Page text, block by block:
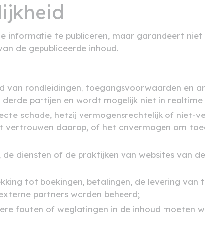
informatie te publiceren, maar garandeert niet
de gepubliceerde inhoud.
van rondleidingen, toegangsvoorwaarden en
partijen en wordt mogelijk niet in realtime
schade, hetzij vermogensrechtelijk of niet-
daarop, of het onvermogen om
diensten of de praktijken van websites van
tot boekingen, betalingen, de levering van
partners worden beheerd;
fouten of weglatingen in de inhoud moeten